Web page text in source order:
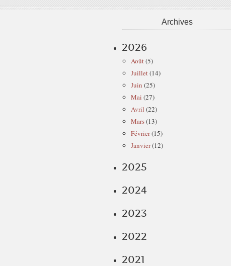
Archives
2026
Août(5)
Juillet(14)
Juin (25)
Mai (27)
Avril (22)
Mars(13)
Février(15)
Janvier(12)
2025
2024
2023
2022
2021